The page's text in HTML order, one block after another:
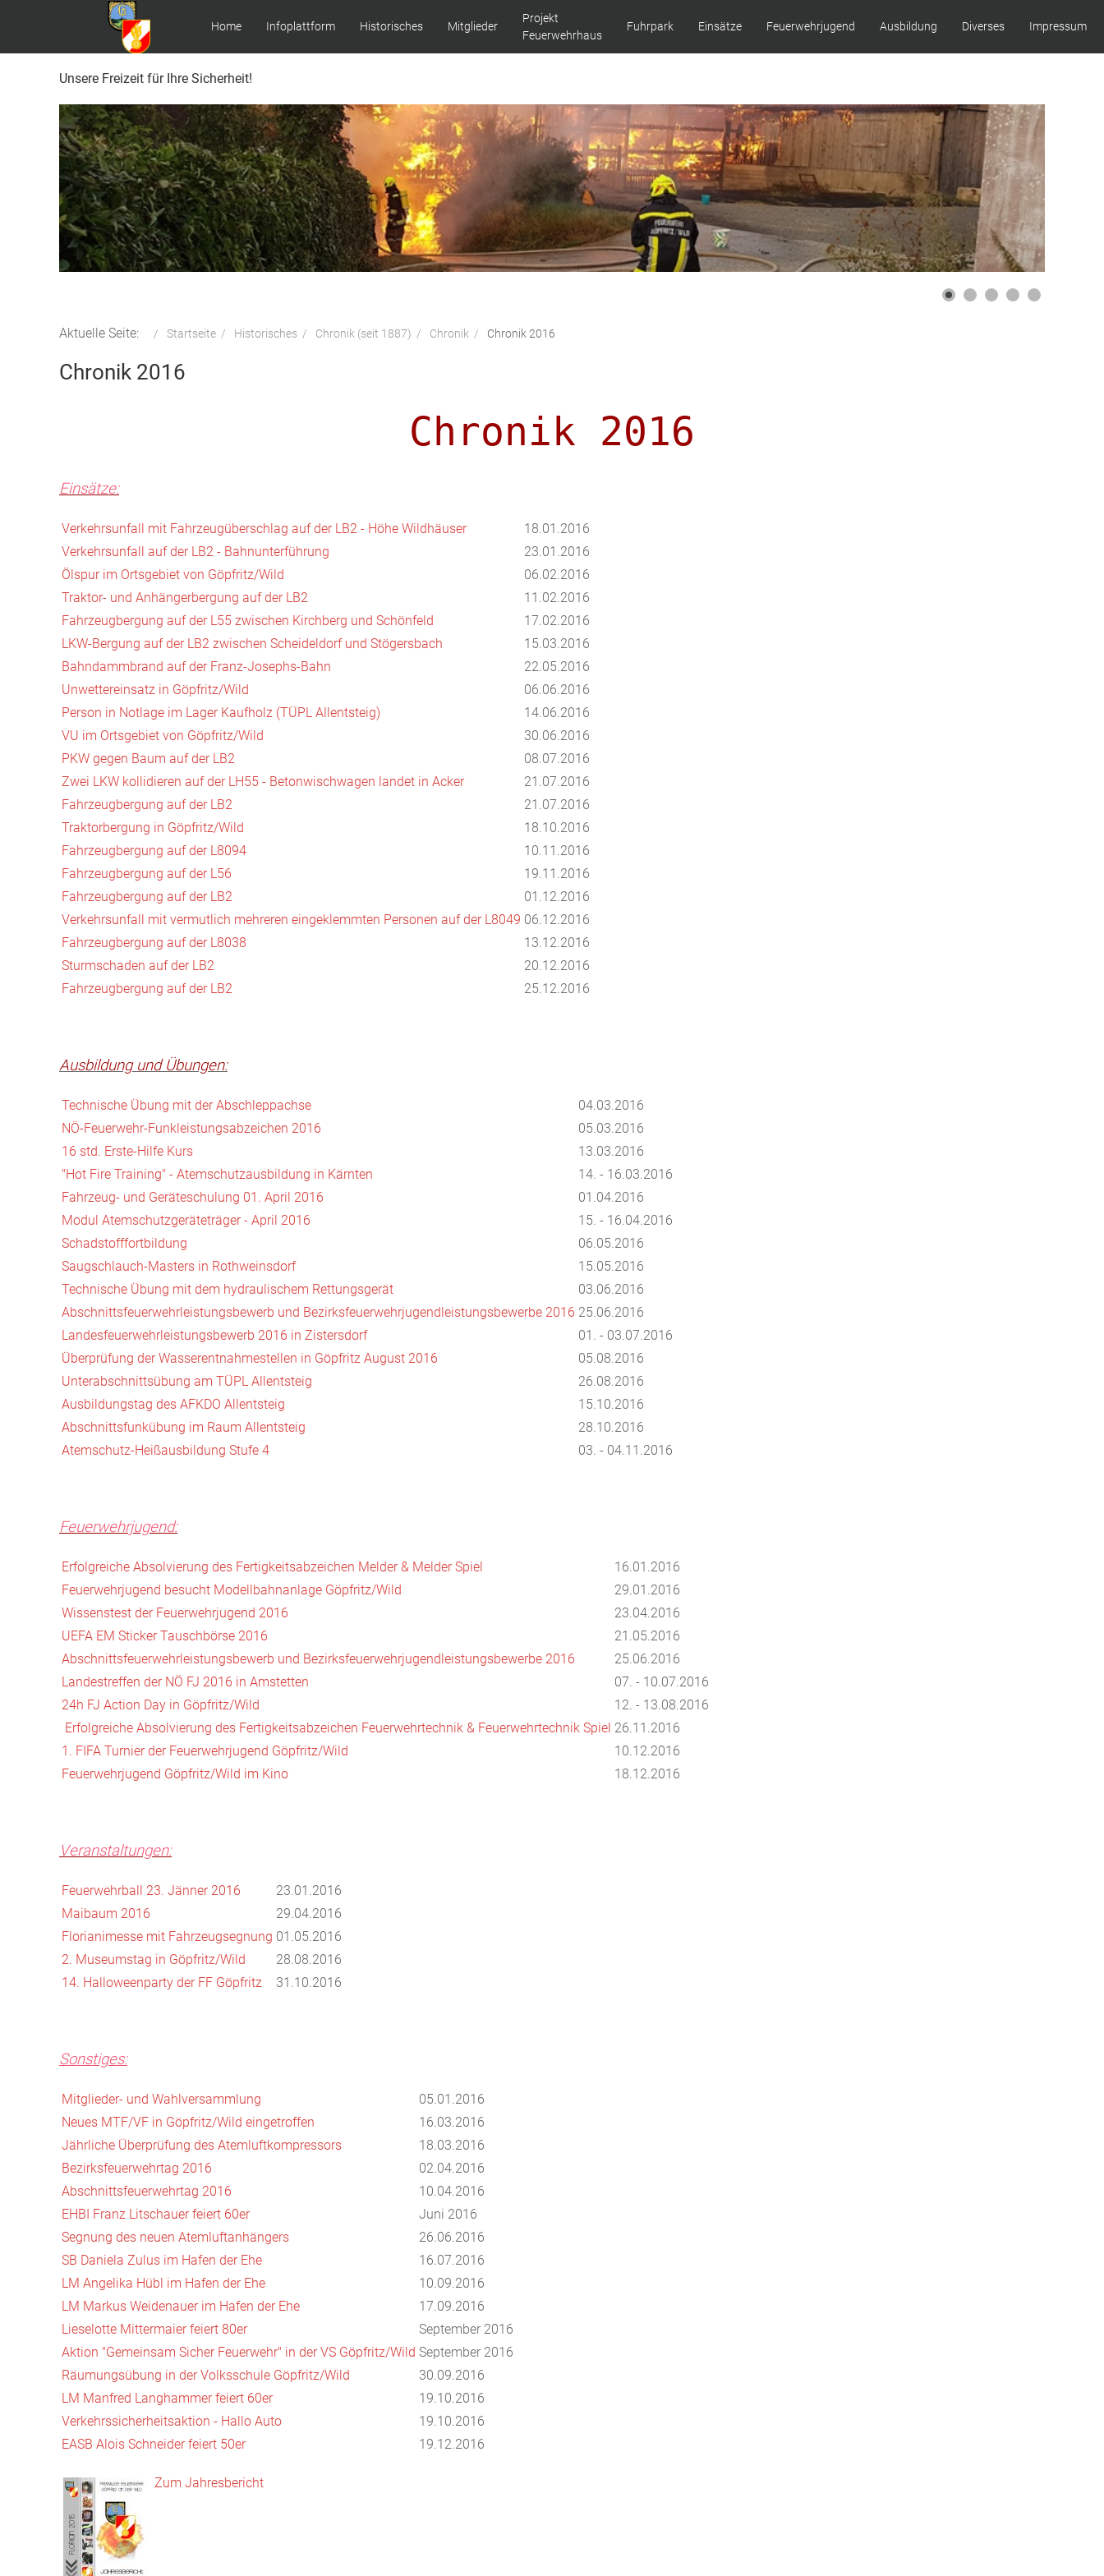
Home Infoplattform Historisches Mitglieder
Projekt
Feuerwehrhaus
Fuhrpark Einsätze Feuerwehrjugend Ausbildung Diverses Impressum
Unsere Freizeit für Ihre Sicherheit!
Aktuelle Seite: Startseite Historisches Chronik (seit 1887) Chronik Chronik 2016
Chronik 2016
Chronik 2016
Einsätze:
Verkehrsunfall mit Fahrzeugüberschlag auf der LB2 - Höhe Wildhäuser
18.01.2016
Verkehrsunfall auf der LB2 - Bahnunterführung
23.01.2016
Ölspur im Ortsgebiet von Göpfritz/Wild
06.02.2016
Traktor- und Anhängerbergung auf der LB2
11.02.2016
Fahrzeugbergung auf der L55 zwischen Kirchberg und Schönfeld
17.02.2016
LKW-Bergung auf der LB2 zwischen Scheideldorf und Stögersbach
15.03.2016
Bahndammbrand auf der Franz-Josephs-Bahn
22.05.2016
Unwettereinsatz in Göpfritz/Wild
06.06.2016
Person in Notlage im Lager Kaufholz (TÜPL Allentsteig)
14.06.2016
VU im Ortsgebiet von Göpfritz/Wild
30.06.2016
PKW gegen Baum auf der LB2
08.07.2016
Zwei LKW kollidieren auf der LH55 - Betonwischwagen landet in Acker
21.07.2016
Fahrzeugbergung auf der LB2
21.07.2016
Traktorbergung in Göpfritz/Wild
18.10.2016
Fahrzeugbergung auf der L8094
10.11.2016
Fahrzeugbergung auf der L56
19.11.2016
Fahrzeugbergung auf der LB2
01.12.2016
Verkehrsunfall mit vermutlich mehreren eingeklemmten Personen auf der L8049 06.12.2016
Fahrzeugbergung auf der L8038
13.12.2016
Sturmschaden auf der LB2
20.12.2016
Fahrzeugbergung auf der LB2
25.12.2016
Ausbildung und Übungen:
Technische Übung mit der Abschleppachse
04.03.2016
NÖ-Feuerwehr-Funkleistungsabzeichen 2016
05.03.2016
16 std. Erste-Hilfe Kurs
13.03.2016
"Hot Fire Training" - Atemschutzausbildung in Kärnten
14. - 16.03.2016
Fahrzeug- und Geräteschulung 01. April 2016
01.04.2016
Modul Atemschutzgeräteträger - April 2016
15. - 16.04.2016
Schadstofffortbildung
06.05.2016
Saugschlauch-Masters in Rothweinsdorf
15.05.2016
Technische Übung mit dem hydraulischem Rettungsgerät
03.06.2016
Abschnittsfeuerwehrleistungsbewerb und Bezirksfeuerwehrjugendleistungsbewerbe 2016 25.06.2016
Landesfeuerwehrleistungsbewerb 2016 in Zistersdorf
01. - 03.07.2016
Überprüfung der Wasserentnahmestellen in Göpfritz August 2016
05.08.2016
Unterabschnittsübung am TÜPL Allentsteig
26.08.2016
Ausbildungstag des AFKDO Allentsteig
15.10.2016
Abschnittsfunkübung im Raum Allentsteig
28.10.2016
Atemschutz-Heißausbildung Stufe 4
03. - 04.11.2016
Feuerwehrjugend:
Erfolgreiche Absolvierung des Fertigkeitsabzeichen Melder & Melder Spiel
16.01.2016
Feuerwehrjugend besucht Modellbahnanlage Göpfritz/Wild
29.01.2016
Wissenstest der Feuerwehrjugend 2016
23.04.2016
UEFA EM Sticker Tauschbörse 2016
21.05.2016
Abschnittsfeuerwehrleistungsbewerb und Bezirksfeuerwehrjugendleistungsbewerbe 2016
25.06.2016
Landestreffen der NÖ FJ 2016 in Amstetten
07. - 10.07.2016
24h FJ Action Day in Göpfritz/Wild
12. - 13.08.2016
Erfolgreiche Absolvierung des Fertigkeitsabzeichen Feuerwehrtechnik & Feuerwehrtechnik Spiel 26.11.2016
1. FIFA Turnier der Feuerwehrjugend Göpfritz/Wild
10.12.2016
Feuerwehrjugend Göpfritz/Wild im Kino
18.12.2016
Veranstaltungen:
Feuerwehrball 23. Jänner 2016
23.01.2016
Maibaum 2016
29.04.2016
Florianimesse mit Fahrzeugsegnung 01.05.2016
2. Museumstag in Göpfritz/Wild
28.08.2016
14. Halloweenparty der FF Göpfritz
31.10.2016
Sonstiges:
Mitglieder- und Wahlversammlung
05.01.2016
Neues MTF/VF in Göpfritz/Wild eingetroffen
16.03.2016
Jährliche Überprüfung des Atemluftkompressors
18.03.2016
Bezirksfeuerwehrtag 2016
02.04.2016
Abschnittsfeuerwehrtag 2016
10.04.2016
EHBI Franz Litschauer feiert 60er
Juni 2016
Segnung des neuen Atemluftanhängers
26.06.2016
SB Daniela Zulus im Hafen der Ehe
16.07.2016
LM Angelika Hübl im Hafen der Ehe
10.09.2016
LM Markus Weidenauer im Hafen der Ehe
17.09.2016
Lieselotte Mittermaier feiert 80er
September 2016
Aktion "Gemeinsam Sicher Feuerwehr" in der VS Göpfritz/Wild September 2016
Räumungsübung in der Volksschule Göpfritz/Wild
30.09.2016
LM Manfred Langhammer feiert 60er
19.10.2016
Verkehrssicherheitsaktion - Hallo Auto
19.10.2016
EASB Alois Schneider feiert 50er
19.12.2016
Zum Jahresbericht